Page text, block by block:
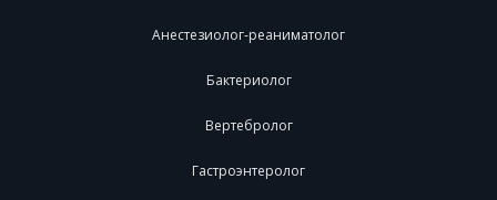
Анестезиолог-реаниматолог
Бактериолог
Вертебролог
Гастроэнтеролог